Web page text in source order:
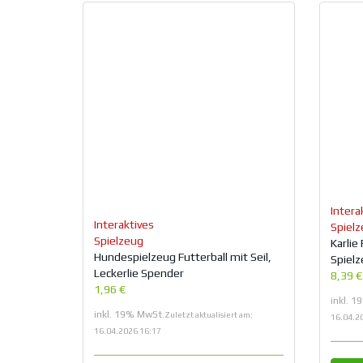
Interaktives
Spielzeug
Hundespielzeug Futterball mit Seil,
Leckerlie Spender
1,96 €
inkl. 19% MwSt.Zuletzt aktualisiert am:
16.04.2026 16:17
Karlie
8,39
inkl.